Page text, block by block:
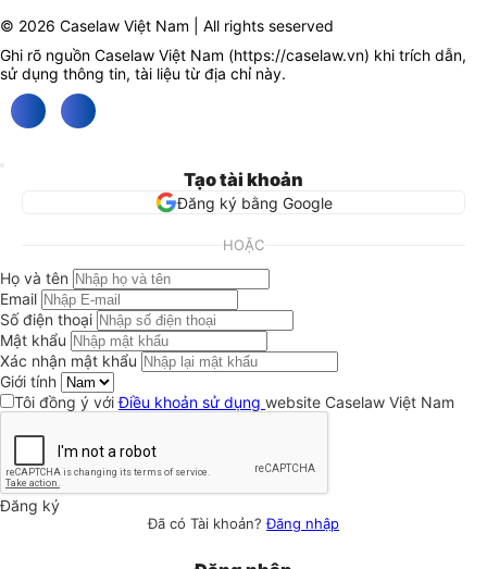
© 2026 Caselaw Việt Nam | All rights seserved
Ghi rõ nguồn Caselaw Việt Nam (https://caselaw.vn) khi trích dẫn,
sử dụng thông tin, tài liệu từ địa chỉ này.
Tạo tài khoản
Đăng ký bằng Google
HOẶC
Họ và tên
Email
Số điện thoại
Mật khẩu
Xác nhận mật khẩu
Giới tính
Tôi đồng ý vớiĐiều khoản sử dụng website Caselaw Việt Nam
Đăng ký
Đã có Tài khoản?Đăng nhập